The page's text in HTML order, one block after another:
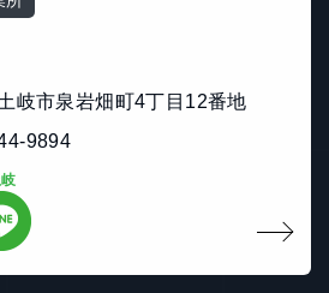
岐市泉岩畑町4丁⽬12番地
9894